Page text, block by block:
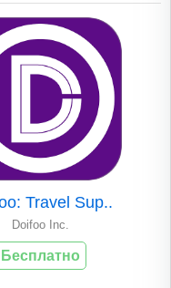
Travel Sup..
Doifoo Inc.
Бесплатно